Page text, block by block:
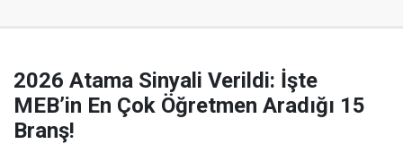
2026 Atama Sinyali Verildi: İşte
MEB’in En Çok Öğretmen Aradığı 15
Branş!